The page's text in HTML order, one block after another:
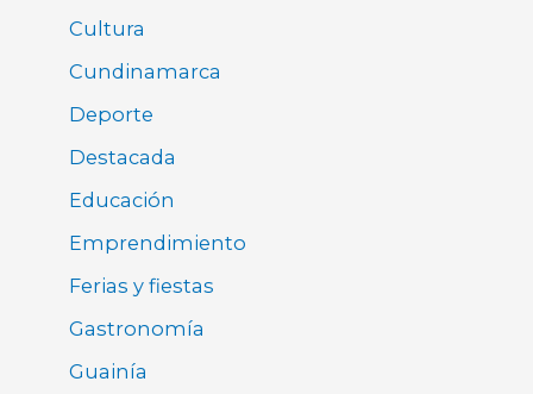
Cultura
Cundinamarca
Deporte
Destacada
Educación
Emprendimiento
Ferias y fiestas
Gastronomía
Guainía